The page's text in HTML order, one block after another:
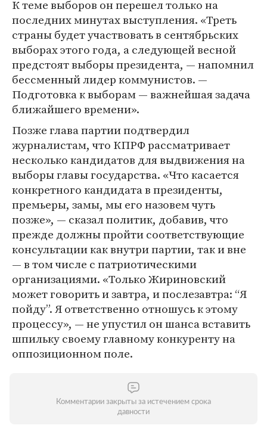
К теме выборов он перешел только на
последних минутах выступления. «Треть
страны будет участвовать в сентябрьских
выборах этого года, а следующей весной
предстоят выборы президента, — напомнил
бессменный лидер коммунистов. —
Подготовка к выборам — важнейшая задача
ближайшего времени».
Позже глава партии подтвердил
журналистам, что КПРФ рассматривает
несколько кандидатов для выдвижения на
выборы главы государства. «Что касается
конкретного кандидата в президенты,
премьеры, замы, мы его назовем чуть
позже», — сказал политик, добавив, что
прежде должны пройти соответствующие
консультации как внутри партии, так и вне
— в том числе с патриотическими
организациями. «Только Жириновский
может говорить и завтра, и послезавтра: “Я
пойду”. Я ответственно отношусь к этому
процессу», — не упустил он шанса вставить
шпильку своему главному конкуренту на
оппозиционном поле.
Комментарии закрыты за истечением срока
давности